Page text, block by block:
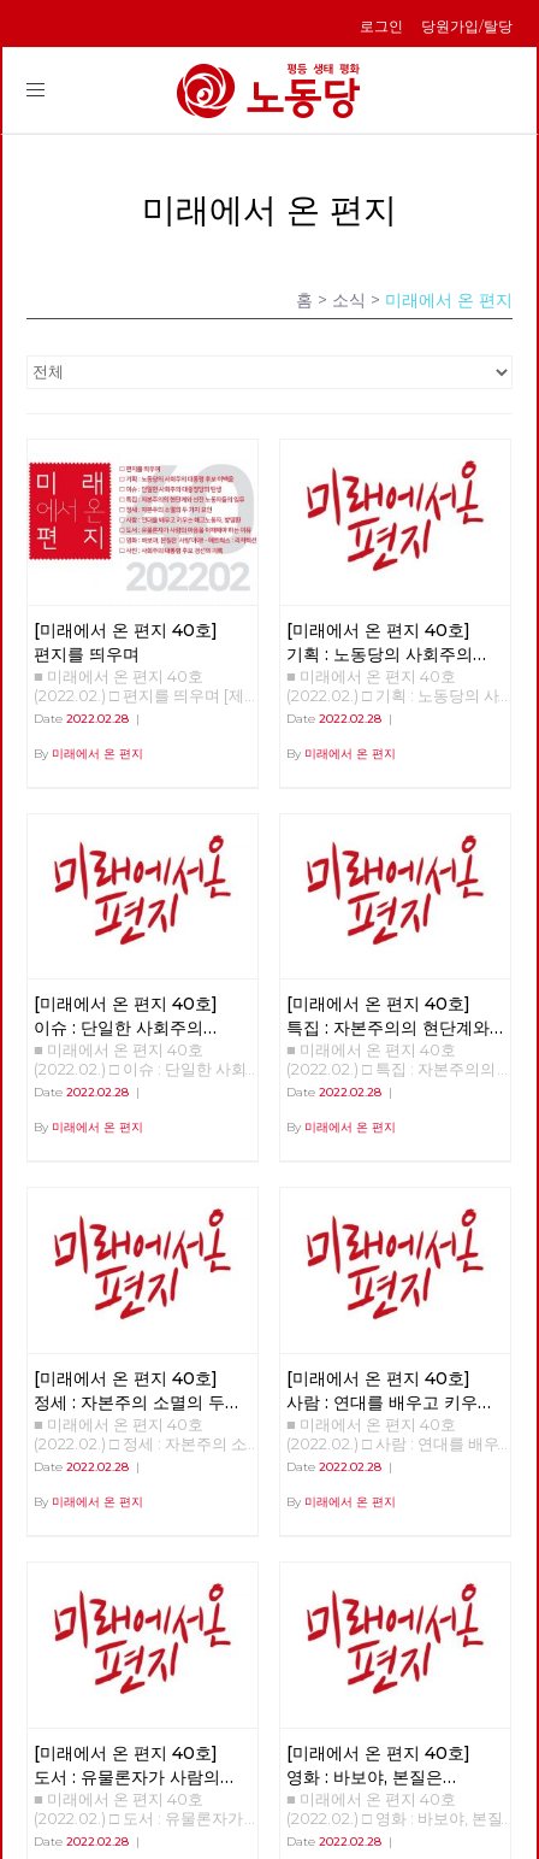
로그인 당원가입/탈당
Toggle
미래에서 온 편지
홈 > 소식 > 미래에서 온 편지
[미래에서 온 편지 40호]
편지를 띄우며
■ 미래에서 온 편지 40호
(2022.02.) □ 편지를 띄우며 [제
목을 누르면 내용을 볼 수 있습
노동당의 사회주의 대통령 후보
멸의 두 가지 요인 □ 사람 : 연대
를 배우고 키우는 해고노동자,
방영환 □ 도서 : 유물론자가 사
람의 마음을 이해해야 하는 이유
□ 영화 : 바보야, 본질은 ‘사랑’이
야! - 매트릭스 : 리저렉션 □ 사진
Date 2022.02.28 |
By 미래에서 온 편지
[미래에서 온 편지 40호]
기획 : 노동당의 사회주의
대통령 후보 이백윤
■ 미래에서 온 편지 40호
(2022.02.) □ 기획 : 노동당의 사
회주의 대통령 후보 이백윤
Date 2022.02.28|
By 미래에서 온 편지
[미래에서 온 편지 40호]
이슈 : 단일한 사회주의
대중정당의 탄생
■ 미래에서 온 편지 40호
(2022.02.) □ 이슈 : 단일한 사회
주의 대중정당의 탄생 >>>>>>
Date 2022.02.28 |
By 미래에서 온 편지
[미래에서 온 편지 40호]
특집 : 자본주의의 현단계와
선진 노동자들의 임무
■ 미래에서 온 편지 40호
(2022.02.) □ 특집 : 자본주의의
현단계와 선진 노동자들의 임무
Date 2022.02.28|
By 미래에서 온 편지
[미래에서 온 편지 40호]
정세 : 자본주의 소멸의 두
가지 요인
■ 미래에서 온 편지 40호
(2022.02.) □ 정세 : 자본주의 소
멸의 두 가지 요인 - 30년 만에
>>>>>> 업로드 준비중 <<<<<<
Date 2022.02.28 |
By 미래에서 온 편지
[미래에서 온 편지 40호]
사람 : 연대를 배우고 키우는
해고노동자, 방영환
■ 미래에서 온 편지 40호
(2022.02.) □ 사람 : 연대를 배우
고 키우는 해고노동자, 방영환
Date 2022.02.28|
By 미래에서 온 편지
[미래에서 온 편지 40호]
도서 : 유물론자가 사람의
마음을 이해해야 하는 이유
■ 미래에서 온 편지 40호
(2022.02.) □ 도서 : 유물론자가
사람의 마음을 이해해야 하는 이
Date 2022.02.28 |
[미래에서 온 편지 40호]
영화 : 바보야, 본질은
'사랑'이야! - 매트릭스 :
리저렉션
■ 미래에서 온 편지 40호
(2022.02.) □ 영화 : 바보야, 본질
은 '사랑'이야! - 매트릭스 : 리저
Date 2022.02.28|